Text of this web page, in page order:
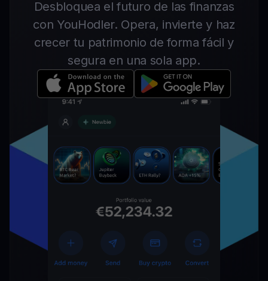
Desbloquea el futuro de las finanzas
con YouHodler. Opera, invierte y haz
crecer tu patrimonio de forma fácil y
segura en una sola app.